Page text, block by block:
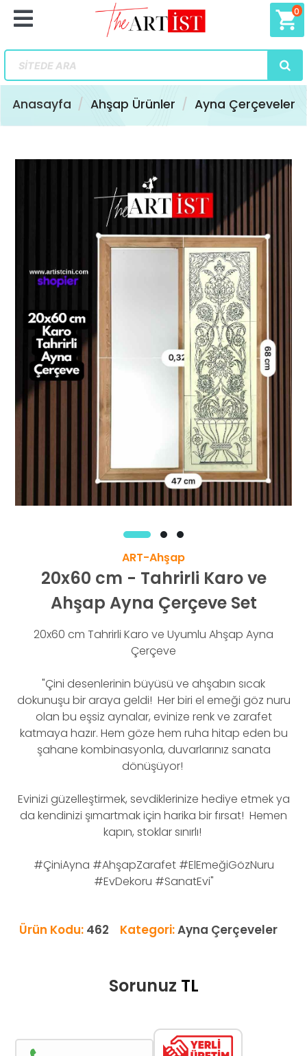
shopping_cart
0
Anasayfa Ahşap Ürünler Ayna Çerçeveler
ART-Ahşap
20x60 cm - Tahrirli Karo ve
Ahşap Ayna Çerçeve Set
20x60 cm Tahrirli Karo ve Uyumlu Ahşap Ayna
Çerçeve
"Çini desenlerinin büyüsü ve ahşabın sıcak
dokunuşu bir araya geldi! Her biri el emeği göz nuru
olan bu eşsiz aynalar, evinize renk ve zarafet
katmaya hazır. Hem göze hem ruha hitap eden bu
şahane kombinasyonla, duvarlarınız sanata
dönüşüyor!
Evinizi güzelleştirmek, sevdiklerinize hediye etmek ya
da kendinizi şımartmak için harika bir fırsat! Hemen
kapın, stoklar sınırlı!
#ÇiniAyna #AhşapZarafet #ElEmeğiGözNuru
#EvDekoru #SanatEvi"
Ürün Kodu: 462 Kategori:Ayna Çerçeveler
Sorunuz TL